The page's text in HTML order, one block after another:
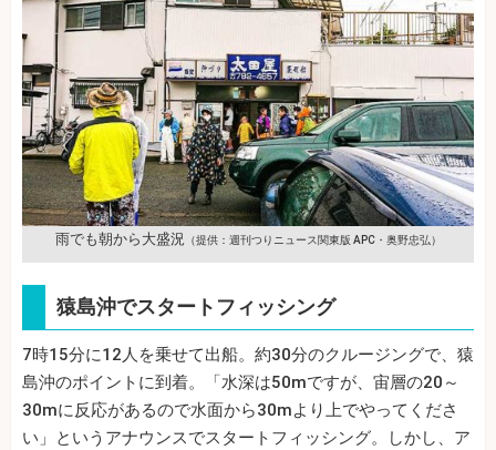
雨でも朝から大盛況 （提供：週刊つりニュース関東版 APC・奥野忠弘）
猿島沖でスタートフィッシング
7時15分に12人を乗せて出船。約30分のクルージングで、猿
島沖のポイントに到着。「水深は50mですが、宙層の20～
30mに反応があるので水面から30mより上でやってくださ
い」というアナウンスでスタートフィッシング。しかし、ア